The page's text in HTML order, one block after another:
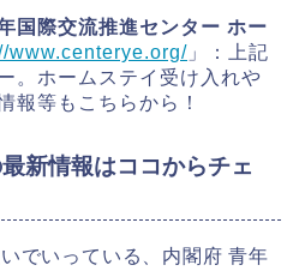
国際交流推進センター ホー
www.centerye.org/ 」：上記
。ホームステイ受け入れや
報等もこちらから！
新情報はココからチェ
でいっている、内閣府 青年